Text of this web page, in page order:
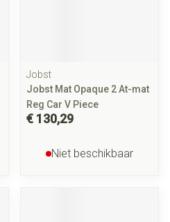
Jobst
Jobst Mat Opaque 2 At-mat
Reg Car V Piece
€ 130,29
Niet beschikbaar